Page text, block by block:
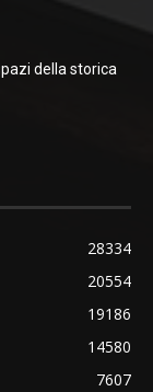
della storica
28334
20554
19186
14580
7607